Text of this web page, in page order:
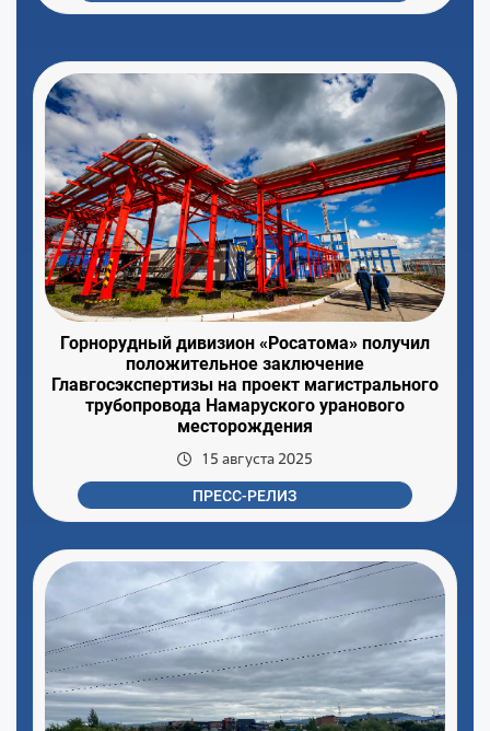
Горнорудный дивизион «Росатома» получил
положительное заключение
Главгосэкспертизы на проект магистрального
трубопровода Намаруского уранового
месторождения
15 августа 2025
ПРЕСС-РЕЛИЗ